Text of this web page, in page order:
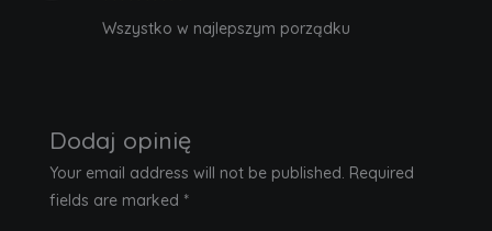
of 5
Wszystko w najlepszym porządku
Dodaj opinię
Your email address will not be published. Required
fields are marked *